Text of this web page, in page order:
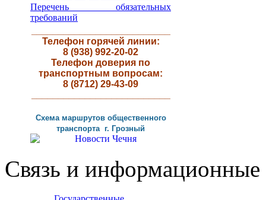
Перечень обязательных
требований
Телефон горячей линии:
8 (938) 992-20-02
Телефон доверия по
транспортным вопросам:
8 (8712) 29-43-09
Схема маршрутов общественного
транспорта г. Грозный
Связь и информационные